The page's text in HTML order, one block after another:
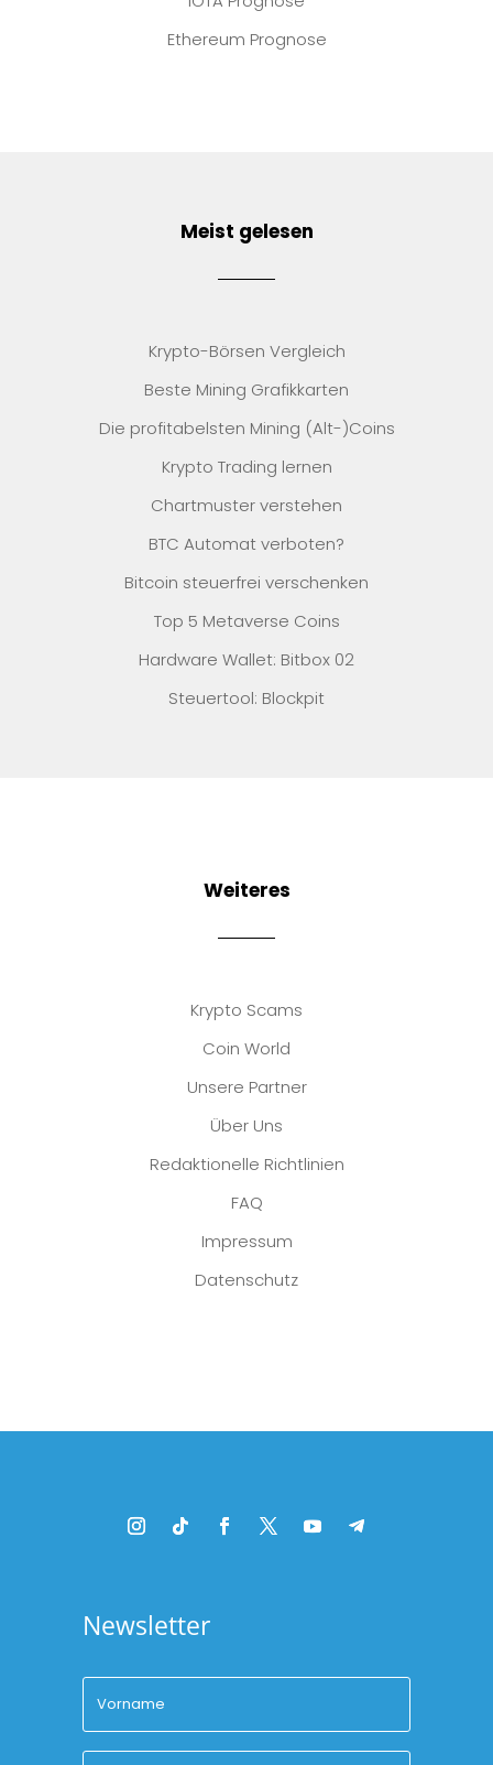
Ethereum Prognose
Meist gelesen
Krypto-Börsen Vergleich
Beste Mining Grafikkarten
Die profitabelsten Mining (Alt-)Coins
Krypto Trading lernen
Chartmuster verstehen
BTC Automat verboten?
Bitcoin steuerfrei verschenken
Top 5 Metaverse Coins
Hardware Wallet: Bitbox 02
Steuertool: Blockpit
Weiteres
Krypto Scams
Coin World
Unsere Partner
Über Uns
Redaktionelle Richtlinien
FAQ
Impressum
Datenschutz
Newsletter